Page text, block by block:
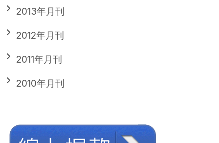
2013年月刊
2012年月刊
2011年月刊
2010年月刊